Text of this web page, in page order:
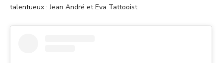
talentueux : Jean André et Eva Tattooist.